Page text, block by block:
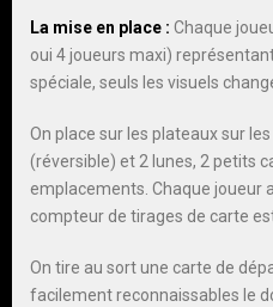
La mise en place : Chaque
oui 4 joueurs maxi)
spéciale, seuls les visuels
On place sur les plateaux sur
(réversible) et 2 lunes, 2 petits
emplacements. Chaque joueur
compteur de tirages de carte
On tire au sort une carte de
facilement reconnaissables le